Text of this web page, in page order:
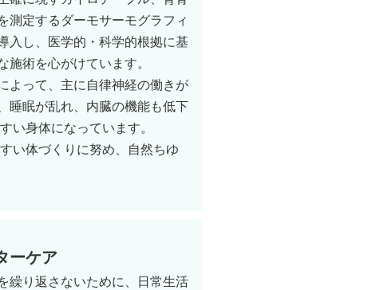
測定するダーモサーモグラフィ
入し、医学的・科学的根拠に基
施術を心がけています。
よって、主に自律神経の働きが
睡眠が乱れ、内臓の機能も低下
い身体になっています。
い体づくりに努め、自然ちゆ
ーケア
繰り返さないために、日常生活